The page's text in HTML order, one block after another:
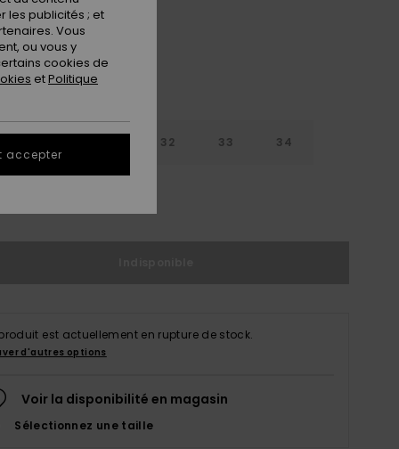
32 33 34
est actuellement en rupture de stock.
d'autres options
Voir la disponibilité en magasin
Sélectionnez une taille
les publicités ; et
Vous
ou vous y
cookies de
etPolitique
accepter